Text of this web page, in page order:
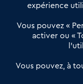
Derniers articles
Réseau 3C : un
Petitscommerces :
proximité et des
expérience
Vous pouvez «
activer ou «
Vous pouvez, à